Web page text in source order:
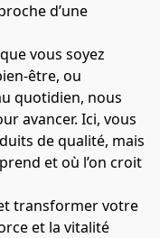
d’une
vous soyez
être, ou
quotidien, nous
avancer. Ici, vous
de qualité, mais
et où l’on croit
transformer votre
et la vitalité